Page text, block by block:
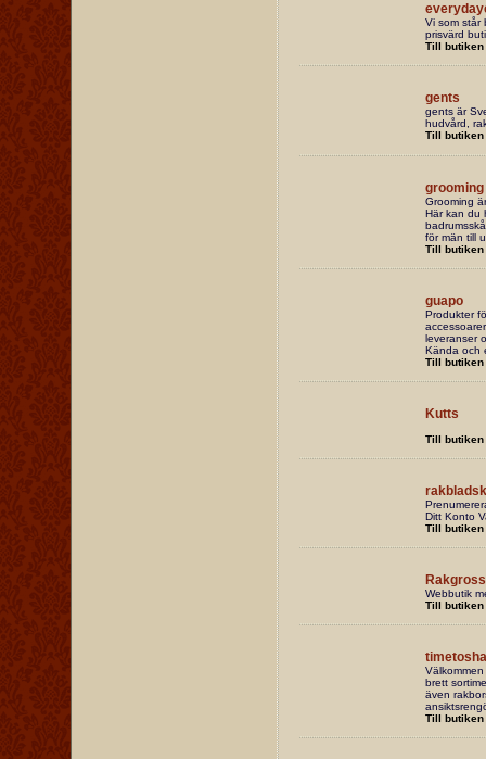
Vi som står
prisvärd
Till butiken
gents
gents är
hudvård,
Till butiken
grooming
Grooming
Här kan du
för män till
Till butiken
guapo
Produkter
leveranser
Kända och
Till butiken
Kutts
Till butiken
Ditt Konto
Till butiken
Webbutik
Till butiken
brett
även
Till butiken